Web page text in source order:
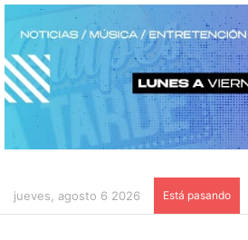
jueves, agosto 6 2026 Está pasando